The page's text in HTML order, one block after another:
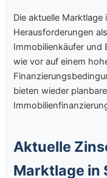
Die aktuelle
Herausforderungen
Immobilienkäufer und
wie vor auf einem
bieten wieder
Aktuelle
Marktlage